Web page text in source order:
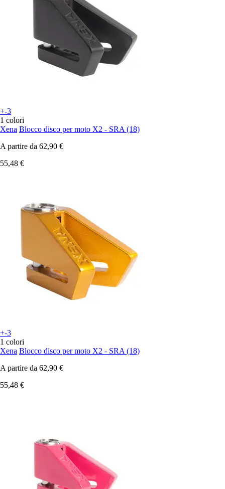
+-3
1 colori
Xena Blocco disco per moto X2 - SRA (18)
A partire da 62,90 €
55,48 €
+-3
1 colori
Xena Blocco disco per moto X2 - SRA (18)
A partire da 62,90 €
55,48 €